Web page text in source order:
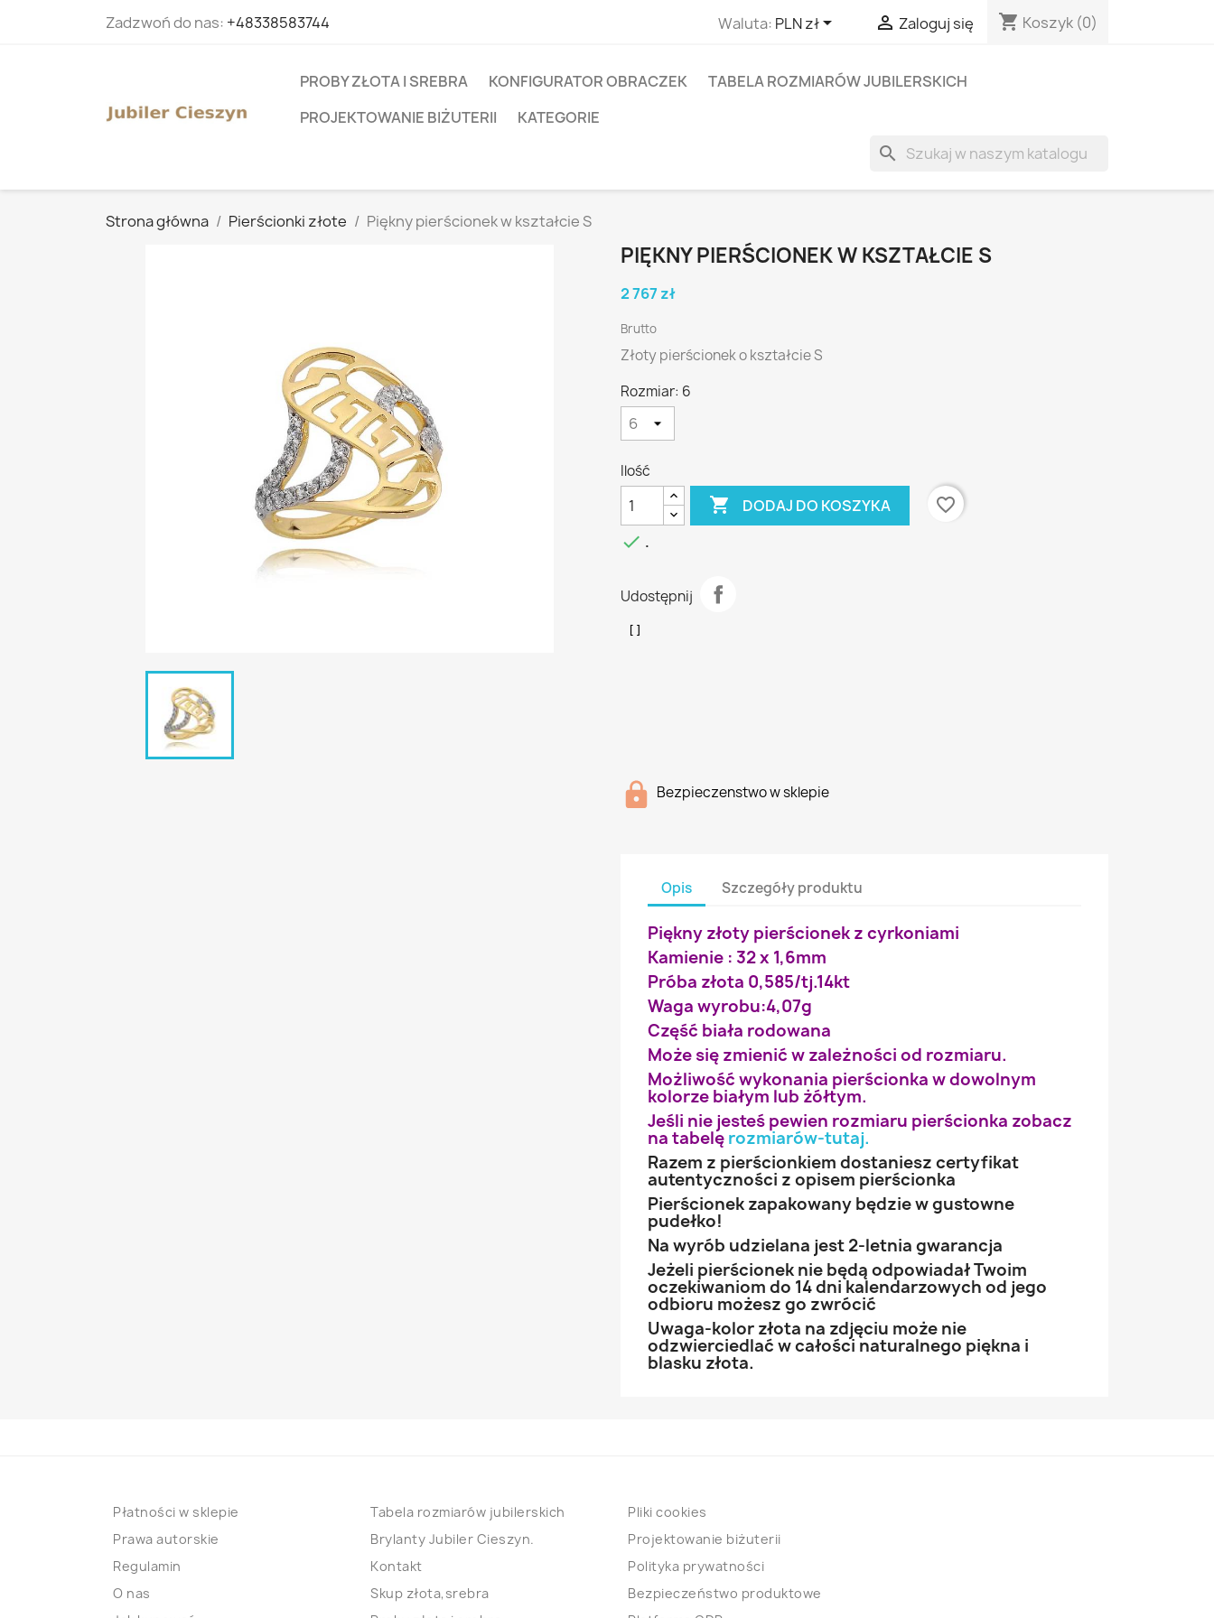
Zadzwoń do nas: +48338583744 Waluta: PLN zł  Zaloguj się shopping_cart Koszyk (0)
PROBY ZŁOTA I SREBRA KONFIGURATOR OBRACZEK
TABELA ROZMIARÓW JUBILERSKICH
PROJEKTOWANIE BIŻUTERII
KATEGORIE
search
Strona główna Pierścionki złote Piękny pierścionek w kształcie S
PIĘKNY PIERŚCIONEK W KSZTAŁCIE S
2 767 zł
Brutto
Złoty pierścionek o kształcie S
Rozmiar: 6
Ilość
 DODAJ DO KOSZYKA
favorite_border
 .
Udostępnij
Bezpieczenstwo w sklepie
Opis Szczegóły produktu
Piękny złoty pierścionek z cyrkoniami
Kamienie : 32 x 1,6mm
Próba złota 0,585/tj.14kt
Waga wyrobu:4,07g
Część biała rodowana
Może się zmienić w zależności od rozmiaru.
Możliwość wykonania pierścionka w dowolnym
kolorze białym lub żółtym.
Jeśli nie jesteś pewien rozmiaru pierścionka zobacz
na tabelę rozmiarów-tutaj.
Razem z pierścionkiem dostaniesz certyfikat
autentyczności z opisem pierścionka
Pierścionek zapakowany będzie w gustowne
pudełko!
Na wyrób udzielana jest 2-letnia gwarancja
Jeżeli pierścionek nie będą odpowiadał Twoim
oczekiwaniom do 14 dni kalendarzowych od jego
odbioru możesz go zwrócić
Uwaga-kolor złota na zdjęciu może nie
odzwierciedlać w całości naturalnego piękna i
blasku złota.
Płatności w sklepie
Prawa autorskie
Regulamin
O nas
Tabela rozmiarów jubilerskich
Brylanty Jubiler Cieszyn.
Kontakt
Skup złota,srebra
Pliki cookies
Projektowanie biżuterii
Polityka prywatności
Bezpieczeństwo produktowe